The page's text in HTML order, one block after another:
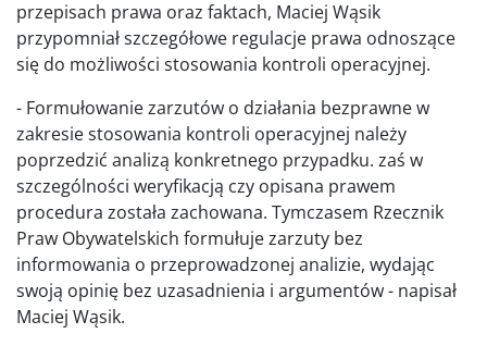
przepisach prawa oraz faktach, Maciej Wąsik
przypomniał szczegółowe regulacje prawa odnoszące
się do możliwości stosowania kontroli operacyjnej.
- Formułowanie zarzutów o działania bezprawne w
zakresie stosowania kontroli operacyjnej należy
poprzedzić analizą konkretnego przypadku. zaś w
szczególności weryfikacją czy opisana prawem
procedura została zachowana. Tymczasem Rzecznik
Praw Obywatelskich formułuje zarzuty bez
informowania o przeprowadzonej analizie, wydając
swoją opinię bez uzasadnienia i argumentów - napisał
Maciej Wąsik.